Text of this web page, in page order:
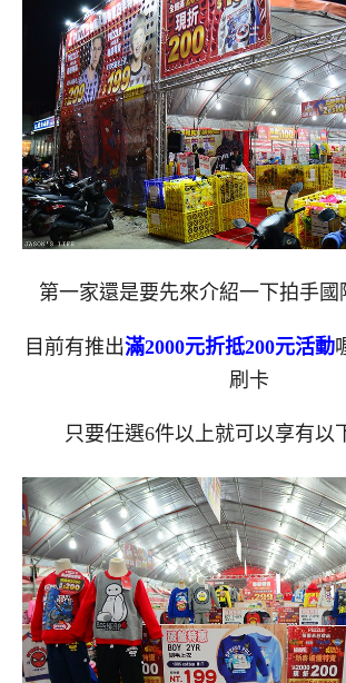
第一家還是要先來介紹一下拍手國
目前有推出滿2000元折抵200元活動
刷卡
只要任選6件以上就可以享有以